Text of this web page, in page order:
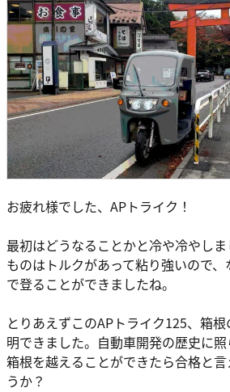
お疲れ様でした、APトライク！
最初はどうなることかと冷や冷やし
ものはトルクがあって粘り強いので
で登ることができましたね。
とりあえずこのAPトライク125、箱
明できました。自動車開発の歴史に照
箱根を越えることができたら合格と
うか？